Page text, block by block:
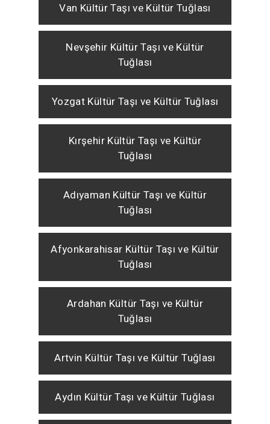
Van Kültür Taşı ve Kültür Tuğlası
Nevşehir Kültür Taşı ve Kültür
Tuğlası
Yozgat Kültür Taşı ve Kültür Tuğlası
Kırşehir Kültür Taşı ve Kültür
Tuğlası
Adıyaman Kültür Taşı ve Kültür
Tuğlası
Afyonkarahisar Kültür Taşı ve Kültür
Tuğlası
Ardahan Kültür Taşı ve Kültür
Tuğlası
Artvin Kültür Taşı ve Kültür Tuğlası
Aydın Kültür Taşı ve Kültür Tuğlası